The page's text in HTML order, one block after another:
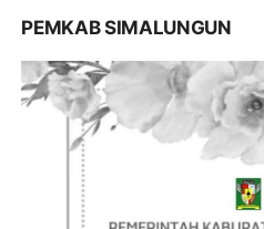
PEMKAB SIMALUNGUN